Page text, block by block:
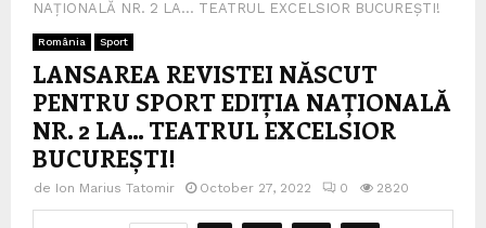
NAȚIONALĂ NR. 2 LA… TEATRUL EXCELSIOR BUCUREȘTI!
România Sport
LANSAREA REVISTEI NĂSCUT
PENTRU SPORT EDIȚIA NAȚIONALĂ
NR. 2 LA… TEATRUL EXCELSIOR
BUCUREȘTI!
de Ion Marius Tatomir October 27, 2022 0 2820